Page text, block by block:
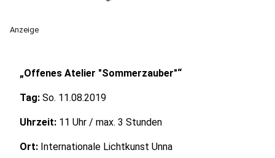
Anzeige
„Offenes Atelier "Sommerzauber"“
Tag: So. 11.08.2019
Uhrzeit: 11 Uhr / max. 3 Stunden
Ort: Internationale Lichtkunst Unna